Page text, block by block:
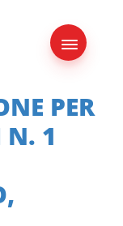
PER
N. 1